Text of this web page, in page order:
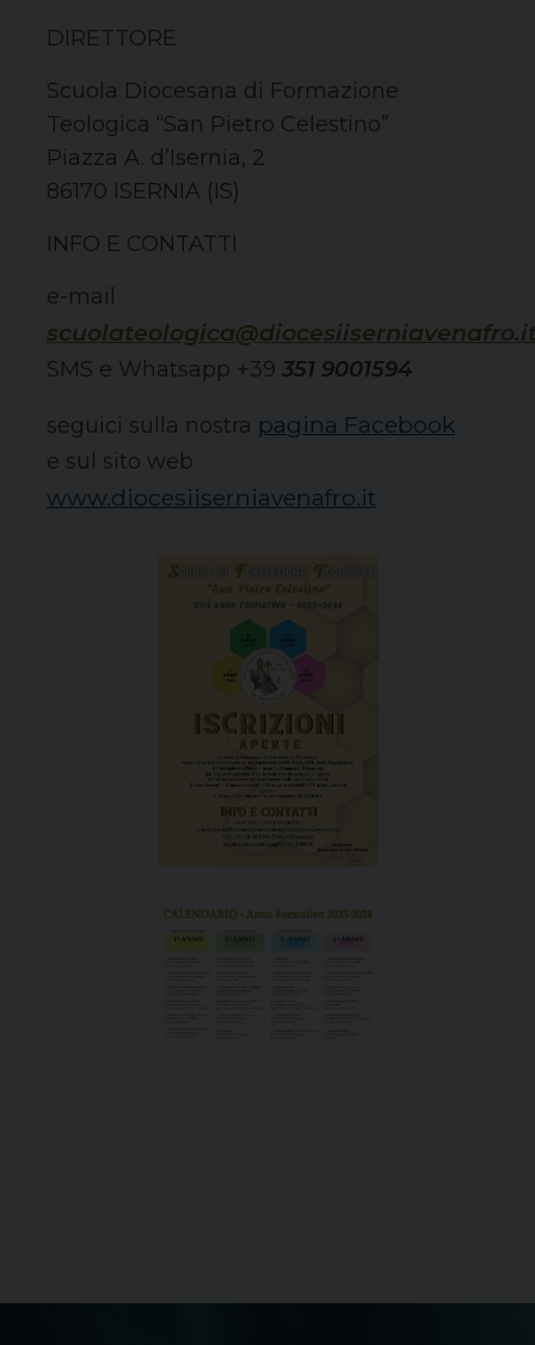
DIRETTORE
Scuola Diocesana di Formazione
Teologica “San Pietro Celestino”
Piazza A. d’Isernia, 2
86170 ISERNIA (IS)
INFO E CONTATTI
e-mail
SMS e Whatsapp +39 351 9001594
seguici sulla nostra pagina Facebook
e sul sito web
www.diocesiiserniavenafro.it